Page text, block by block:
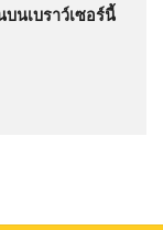
นเบราว์เซอร์นี้